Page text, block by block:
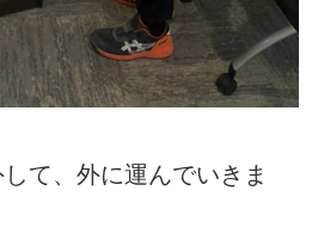
て、外に運んでいきま